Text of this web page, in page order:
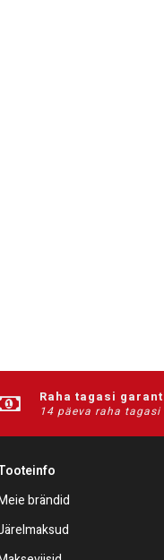
Raha tagasi
14 päeva raha
brändid